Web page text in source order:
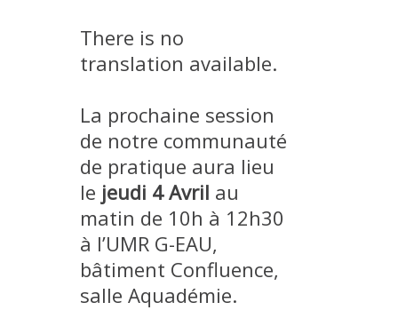
CURRENT PROJECTS
COMPLETED PROJECTS
REGULAR SEMINARS
TRAINING COURSES
EDUCATION AND TRAINING
DOCTORAL TRAINING
THESES IN PROGRESS
There is no
translation available.
La prochaine session
de notre communauté
de pratique aura lieu
le jeudi 4 Avril au
matin de 10h à 12h30
à l’UMR G-EAU,
bâtiment Confluence,
salle Aquadémie.